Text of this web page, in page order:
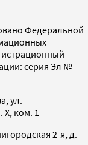
Федеральной
серия Эл №
ул.
X, ком. 1
2-я, д.